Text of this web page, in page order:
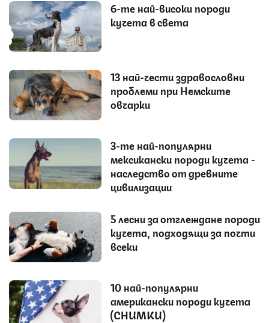
6-те най-високи породи
кучета в света
13 най-чести здравословни
проблеми при Немските
овчарки
3-те най-популярни
мексикански породи кучета -
наследство от древните
цивилизации
5 лесни за отглеждане породи
кучета, подходящи за почти
всеки
10 най-популярни
американски породи кучета
(СНИМКИ)